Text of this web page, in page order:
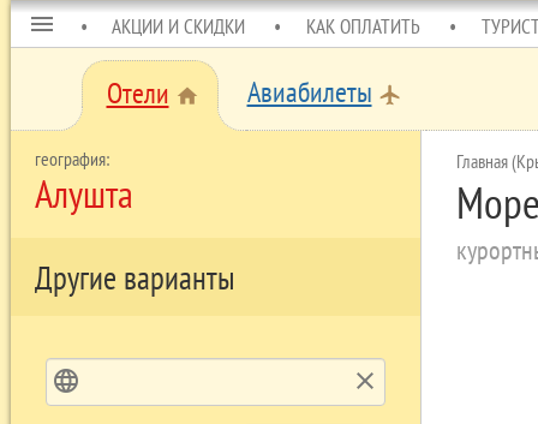
menu АКЦИИ И СКИДКИ КАК ОПЛАТИТЬ
Отели home Авиабилеты local_airport
Алушта
Другие варианты
language clear
Главная